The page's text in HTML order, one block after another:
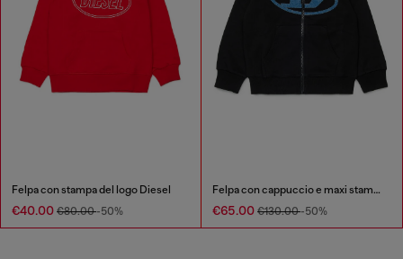
Felpa con stampa del logo Diesel
€40.00 €80.00-50%
Felpa con cappuccio e maxi stampa con zip
€65.00 €130.00-50%